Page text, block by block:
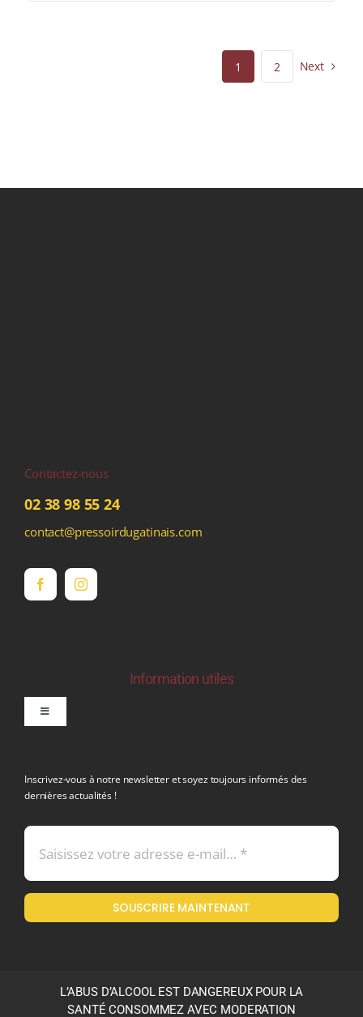
1 2 Next
Contactez-nous
02 38 98 55 24
contact@pressoirdugatinais.com
Information utiles
Toggle
Mentions légales
Politique en matière de remboursements et de retours
Inscrivez-vous à notre newsletter et soyez toujours informés des
dernières actualités !
SOUSCRIRE MAINTENANT
L’ABUS D’ALCOOL EST DANGEREUX POUR LA
SANTÉ CONSOMMEZ AVEC MODERATION